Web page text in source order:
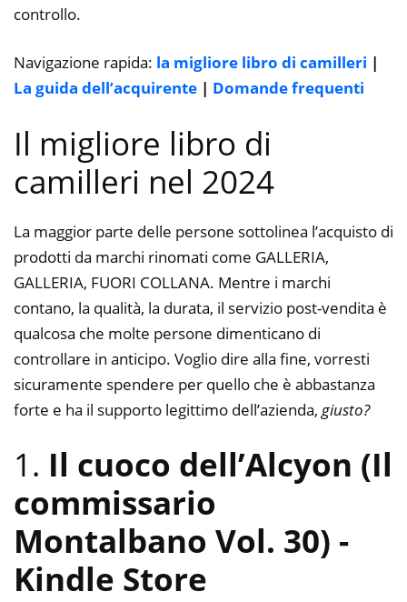
controllo.
Navigazione rapida: la migliore libro di camilleri |
La guida dell’acquirente | Domande frequenti
Il migliore libro di
camilleri nel 2024
La maggior parte delle persone sottolinea l’acquisto di
prodotti da marchi rinomati come GALLERIA,
GALLERIA, FUORI COLLANA. Mentre i marchi
contano, la qualità, la durata, il servizio post-vendita è
qualcosa che molte persone dimenticano di
controllare in anticipo. Voglio dire alla fine, vorresti
sicuramente spendere per quello che è abbastanza
forte e ha il supporto legittimo dell’azienda, giusto?
1. Il cuoco dell’Alcyon (Il
commissario
Montalbano Vol. 30) -
Kindle Store